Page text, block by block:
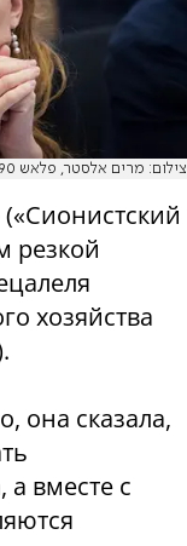
צילום: מרים אלסטר, פלאש 90
резкой
хозяйства
она сказала,
а вместе с